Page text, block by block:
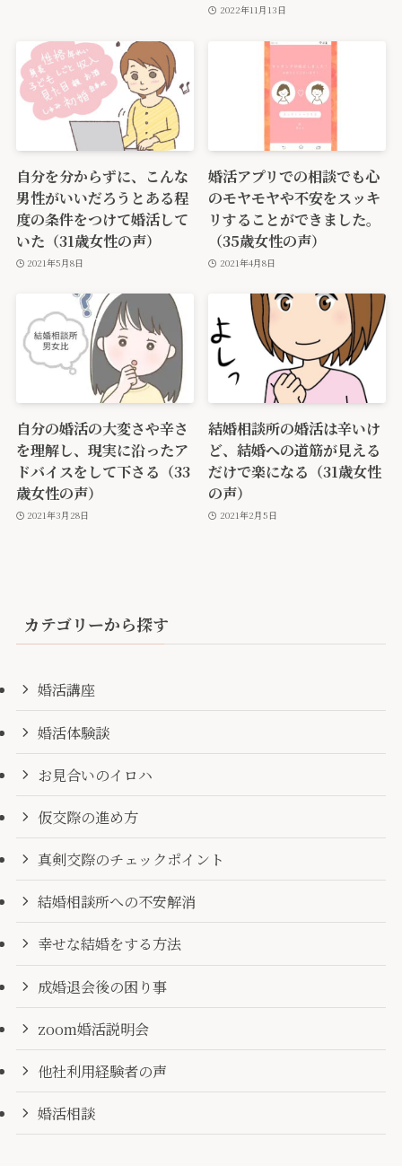
2022年11月13日
自分を分からずに、こんな
男性がいいだろうとある程
度の条件をつけて婚活して
いた（31歳女性の声）
2021年5月8日
婚活アプリでの相談でも心
のモヤモヤや不安をスッキ
リすることができました。
（35歳女性の声）
2021年4月8日
自分の婚活の大変さや辛さ
を理解し、現実に沿ったア
ドバイスをして下さる（33
歳女性の声）
2021年3月28日
結婚相談所の婚活は辛いけ
ど、結婚への道筋が見える
だけで楽になる（31歳女性
の声）
2021年2月5日
カテゴリーから探す
婚活講座
婚活体験談
お見合いのイロハ
仮交際の進め方
真剣交際のチェックポイント
結婚相談所への不安解消
幸せな結婚をする方法
成婚退会後の困り事
zoom婚活説明会
他社利用経験者の声
婚活相談